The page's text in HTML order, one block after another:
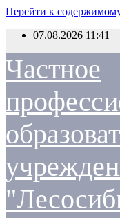
Перейти к
07.08.2026 11:41
Частное